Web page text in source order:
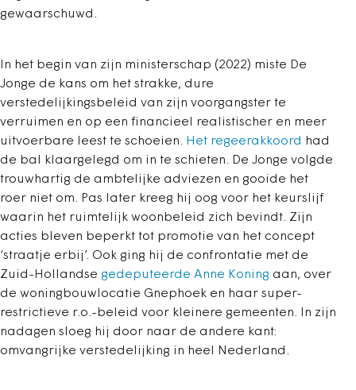
gewaarschuwd.
In het begin van zijn ministerschap (2022) miste De
Jonge de kans om het strakke, dure
verstedelijkingsbeleid van zijn voorgangster te
verruimen en op een financieel realistischer en meer
uitvoerbare leest te schoeien. Het regeerakkoord
had
de bal klaargelegd om in te schieten. De Jonge volgde
trouwhartig de ambtelijke adviezen en gooide het
roer niet om. Pas later kreeg hij oog voor het keurslijf
waarin het ruimtelijk woonbeleid zich bevindt. Zijn
acties bleven beperkt tot promotie van het concept
‘straatje erbij’. Ook ging hij de confrontatie met de
Zuid-Hollandse gedeputeerde Anne Koning aan, over
de woningbouwlocatie Gnephoek en haar super-
restrictieve r.o.-beleid voor kleinere gemeenten. In zijn
nadagen sloeg hij door naar de andere kant:
omvangrijke verstedelijking in heel Nederland.